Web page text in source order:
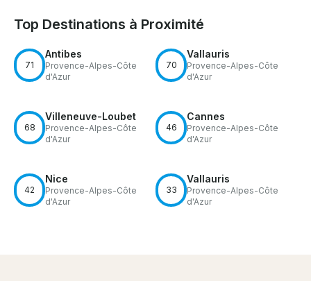
Top Destinations à Proximité
71
Antibes
Provence-Alpes-Côte
d'Azur
70
Vallauris
Provence-Alpes-Côte
d'Azur
68
Villeneuve-Loubet
Provence-Alpes-Côte
d'Azur
46
Cannes
Provence-Alpes-Côte
d'Azur
42
Nice
Provence-Alpes-Côte
d'Azur
33
Vallauris
Provence-Alpes-Côte
d'Azur